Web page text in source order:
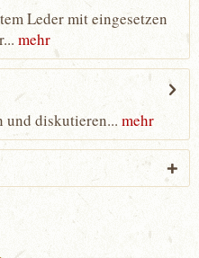
Leder mit eingesetzen
mehr
und diskutieren... mehr